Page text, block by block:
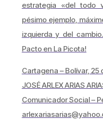
estrategia «del todo
pésimo ejemplo,
izquierda y del
Pacto en La Picota!
Cartagena – Bolívar, 25
JOSÉ ARLEX ARIAS
Comunicador Social –